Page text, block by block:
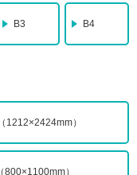
B3 B4
（1212×2424mm）
（800×1100mm）